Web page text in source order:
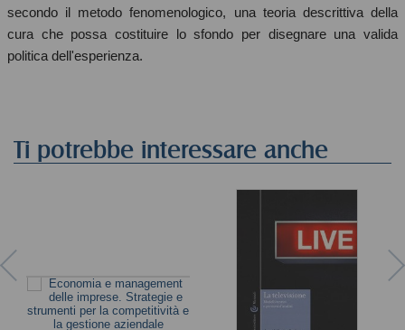
secondo il metodo fenomenologico, una teoria descrittiva della
cura che possa costituire lo sfondo per disegnare una valida
politica dell'esperienza.
Ti potrebbe interessare anche